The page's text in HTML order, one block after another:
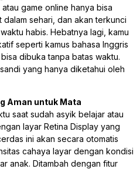
game online hanya bisa
sehari, dan akan terkunci
habis. Hebatnya lagi, kamu
seperti kamus bahasa Inggris
dibuka tanpa batas waktu.
yang hanya diketahui oleh
Aman untuk Mata
saat sudah asyik belajar atau
layar Retina Display yang
ini akan secara otomatis
cahaya layar dengan kondisi
anak. Ditambah dengan fitur